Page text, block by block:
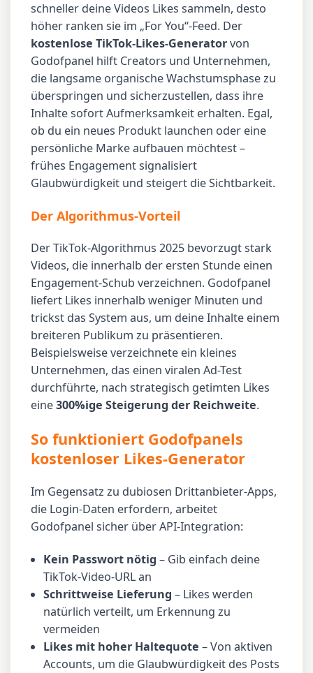
schneller deine Videos Likes sammeln, desto
höher ranken sie im „For You“-Feed. Der
kostenlose TikTok-Likes-Generatorvon
Godofpanel hilft Creators und Unternehmen,
die langsame organische Wachstumsphase zu
überspringen und sicherzustellen, dass ihre
Inhalte sofort Aufmerksamkeit erhalten. Egal,
ob du ein neues Produkt launchen oder eine
persönliche Marke aufbauen möchtest –
frühes Engagement signalisiert
Glaubwürdigkeit und steigert die Sichtbarkeit.
Der Algorithmus-Vorteil
Der TikTok-Algorithmus 2025 bevorzugt stark
Videos, die innerhalb der ersten Stunde einen
Engagement-Schub verzeichnen. Godofpanel
liefert Likes innerhalb weniger Minuten und
trickst das System aus, um deine Inhalte einem
breiteren Publikum zu präsentieren.
Beispielsweise verzeichnete ein kleines
Unternehmen, das einen viralen Ad-Test
durchführte, nach strategisch getimten Likes
eine300%ige Steigerung der Reichweite.
So funktioniert Godofpanels
kostenloser Likes-Generator
Im Gegensatz zu dubiosen Drittanbieter-Apps,
die Login-Daten erfordern, arbeitet
Godofpanel sicher über API-Integration:
Kein Passwort nötig – Gib einfach deine
TikTok-Video-URL an
Schrittweise Lieferung – Likes werden
natürlich verteilt, um Erkennung zu
vermeiden
Likes mit hoher Haltequote – Von aktiven
Accounts, um die Glaubwürdigkeit des Posts